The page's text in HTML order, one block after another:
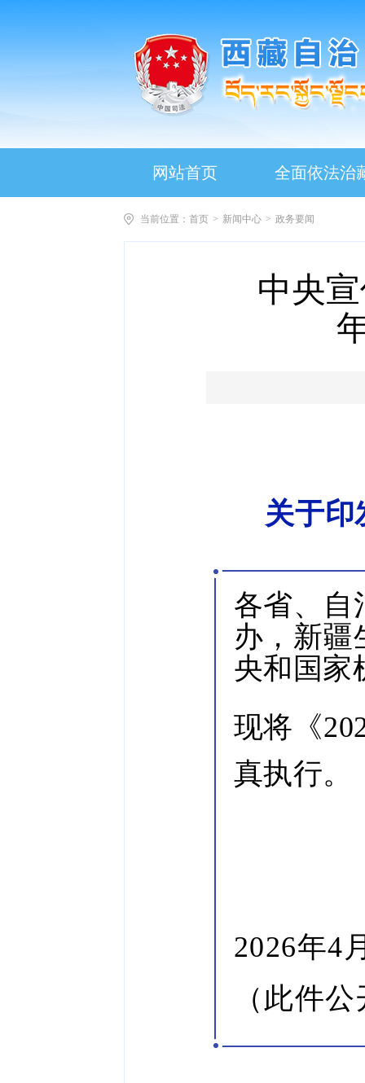
网站首页 全面依法治
当前位置： 首页 > 新闻中心 > 政务要闻
中央
关于印
各省、自
办，新疆
央和国家
现将《
真执行。
2026年4
（此件